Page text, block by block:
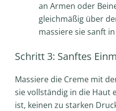
an Armen oder
gleichmäßig über
massiere sie sanft
Schritt 3: Sanftes
Massiere die Creme mit
sie vollständig in die Haut
ist, keinen zu starken